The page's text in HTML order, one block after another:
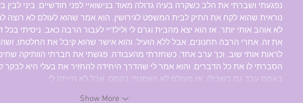
נפגעתי ושברתי את הלב כשקרה בעיה גדולה מאוד בנישואיי לפני חודשיים, ביני לבין
נוראית שהוא לקח את התיק לבית המשפט לגירושין. הוא אמר שהוא לעולם לא רוצה
לא אוהב אותי יותר. אז הוא יצא מהבית וגרם לי ולילדיי לעבור הרבה כאב. ניסיתי
את זה, אחרי הרבה תחנונים, אבל ללא הועיל. והוא אישר שהוא קיבל את החלטתו,
לראות אותי שוב. וכך ערב אחד, כשחזרתי מהעבודה, פגשתי את חברתי הוותיקה
הסברתי לו את כל הדברים, והוא אמר לי שהדרך היחידה להחזיר את בעלי היא לבקר
באמת עבד גם בשבילו. אז מעולם לא האמנתי בקסם, אבל לא הייתה לי…
Show More